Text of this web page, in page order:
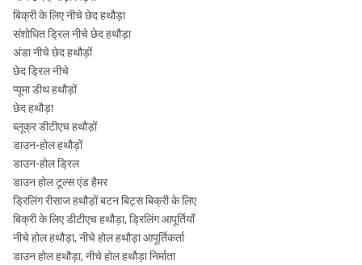
नोट्स: Metzke, रीमेट धागा उपलब्ध है!
बिक्री के लिए नीचे छेद हथौड़ा
संशोधित ड्रिल नीचे छेद हथौड़ा
अंडा नीचे छेद हथौड़ों
छेद ड्रिल नीचे
प्यूमा डीथ हथौड़ों
छेद हथौड़ा
ब्लूक्र डीटीएच हथौड़ों
डाउन-होल हथौड़ों
डाउन-होल ड्रिल
डाउन होल टूल्स एंड हैमर
ड्रिलिंग रीसाज हथौड़ों बटन बिट्स बिक्री के लिए
बिक्री के लिए डीटीएच हथौड़ा, ड्रिलिंग आपूर्तियाँ
नीचे होल हथौड़ा, नीचे होल हथौड़ा आपूर्तिकर्ता
डाउन होल हथौड़ा, नीचे होल हथौड़ा निर्माता